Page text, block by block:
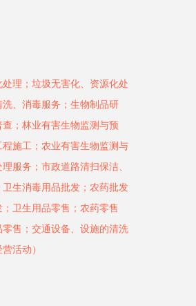
理；垃圾无害化、资源化处
、消毒服务；生物制品研
；林业有害生物监测与预
施工；农业有害生物监测与
服务；市政道路清扫保洁、
生消毒用品批发；农药批发
卫生用品零售；农药零售
售；交通设备、设施的清洗
活动）